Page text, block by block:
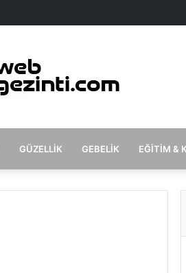
GÜZELLIK GEBELIK EĞITIM &